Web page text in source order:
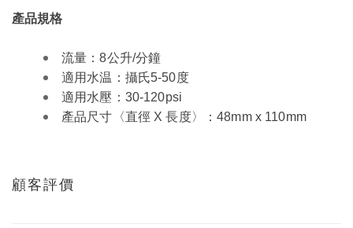
產品規格
流量：8公升/分鐘
適用水温：攝氏5-50度
適用水壓：30-120psi
產品尺寸〈直徑 X 長度〉：48mm x 110mm
顧客評價